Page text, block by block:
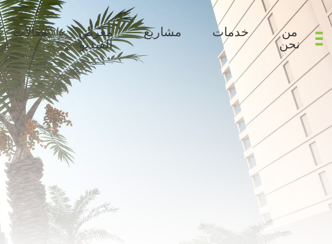
من
نحن
خدمات مشاريع معرض
الفيديو
مقالات